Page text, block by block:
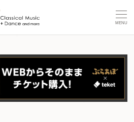
MENU